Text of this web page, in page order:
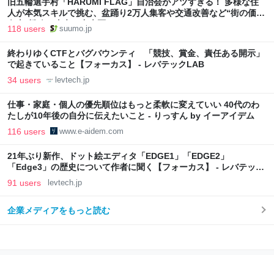
旧五輪選手村「HARUMI FLAG」自治会がアツすぎる！ 多様な住
人が本気スキルで挑む、盆踊り2万人集客や交通改善など“街の価値
向上”戦略 東京・中央区
118 users suumo.jp
終わりゆくCTFとバグバウンティ 「競技、賞金、責任ある開示」
で起きていること【フォーカス】 - レバテックLAB
34 users levtech.jp
仕事・家庭・個人の優先順位はもっと柔軟に変えていい 40代のわ
たしが10年後の自分に伝えたいこと - りっすん by イーアイデム
116 users www.e-aidem.com
21年ぶり新作、ドット絵エディタ「EDGE1」「EDGE2」
「Edge3」の歴史について作者に聞く【フォーカス】 - レバテック
LAB
91 users levtech.jp
企業メディアをもっと読む